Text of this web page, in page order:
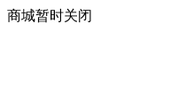
商城暂时关闭